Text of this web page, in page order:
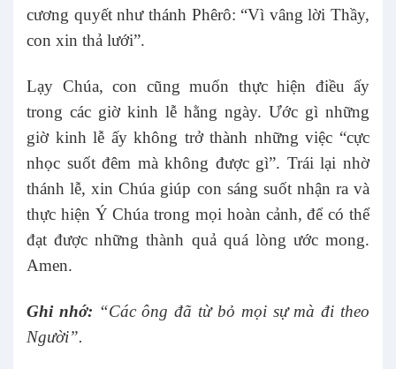
cương quyết như thánh Phêrô: “Vì vâng lời Thầy,
con xin thả lưới”.
Lạy Chúa, con cũng muốn thực hiện điều ấy
trong các giờ kinh lễ hằng ngày. Ước gì những
giờ kinh lễ ấy không trở thành những việc “cực
nhọc suốt đêm mà không được gì”. Trái lại nhờ
thánh lễ, xin Chúa giúp con sáng suốt nhận ra và
thực hiện Ý Chúa trong mọi hoàn cảnh, để có thể
đạt được những thành quả quá lòng ước mong.
Amen.
Ghi nhớ: “Các ông đã từ bỏ mọi sự mà đi theo
Người”.